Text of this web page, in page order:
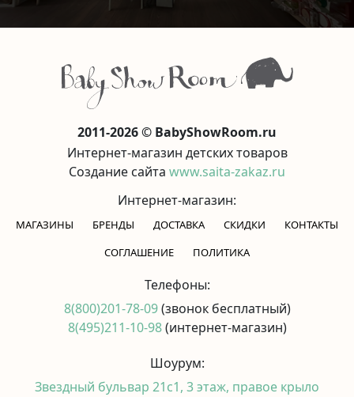
2011-2026 © BabyShowRoom.ru
Интернет-магазин детских товаров
Создание сайта www.saita-zakaz.ru
Интернет-магазин:
МАГАЗИНЫ БРЕНДЫ ДОСТАВКА СКИДКИ
КОНТАКТЫ
CОГЛАШЕНИЕ
ПОЛИТИКА
Телефоны:
8(800)201-78-09(звонок бесплатный)
8(495)211-10-98(интернет-магазин)
Шоурум:
Звездный бульвар 21с1, 3 этаж, правое крыло